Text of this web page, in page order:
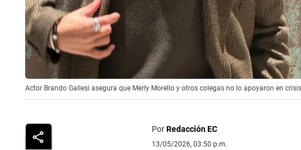
Actor Brando Gallesi asegura que Merly Morello y otros colegas no lo apoyaron en
PorRedacción EC
13/05/2026, 03:50 p.m.